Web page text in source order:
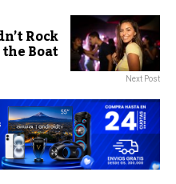
Rock
Boat
Next Post